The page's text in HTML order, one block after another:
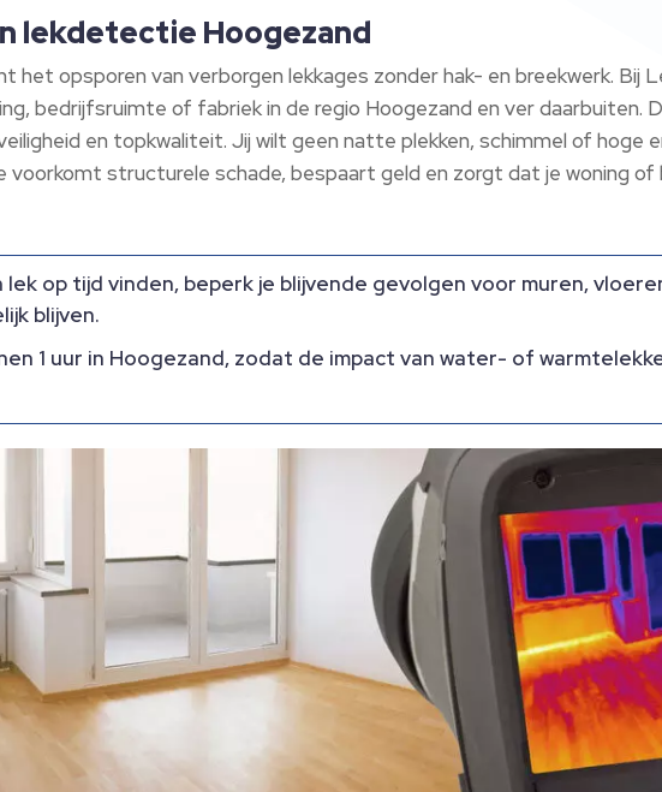
lekdetectie Hoogezand
het opsporen van verborgen lekkages zonder hak- en breekwerk. Bij
bedrijfsruimte of fabriek in de regio Hoogezand en ver daarbuiten.
en topkwaliteit. Jij wilt geen natte plekken, schimmel of hoge
voorkomt structurele schade, bespaart geld en zorgt dat je woning
lek op tijd vinden, beperk je blijvende gevolgen voor muren,
blijven.
1 uur in Hoogezand, zodat de impact van water- of